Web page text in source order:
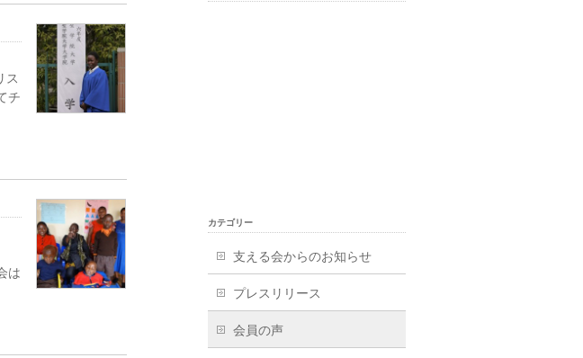
ス
チ
は
カテゴリー
支える会からのお知らせ
プレスリリース
会員の声